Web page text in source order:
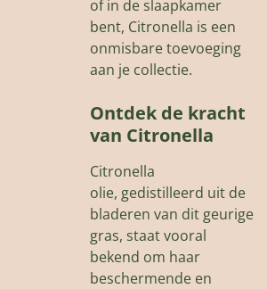
ofin de slaapkamer
bent, Citronella is een
onmisbare toevoeging
aan je collectie.
Ontdek de kracht
van Citronella
Citronella
olie, gedistilleerd uit de
bladeren van dit geurige
gras, staat vooral
bekend om haar
beschermende en